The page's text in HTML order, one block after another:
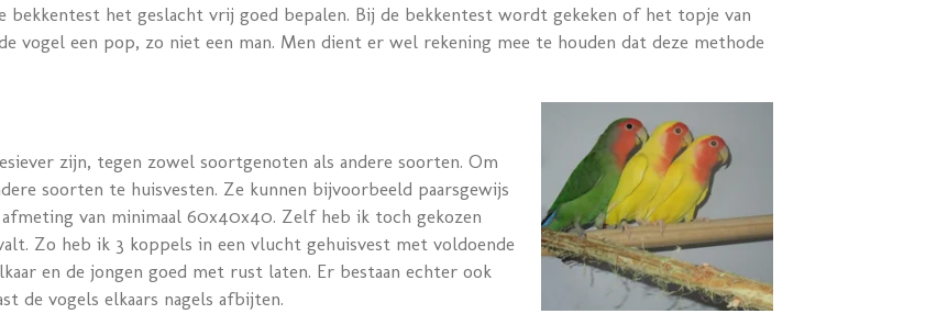
bekkentest het geslacht vrij goed bepalen. Bij de bekkentest wordt gekeken of het topje van
vogel een pop, zo niet een man. Men dient er wel rekening mee te houden dat deze methode
zijn, tegen zowel soortgenoten als andere soorten. Om
soorten te huisvesten. Ze kunnen bijvoorbeeld paarsgewijs
van minimaal 60x40x40. Zelf heb ik toch gekozen
Zo heb ik 3 koppels in een vlucht gehuisvest met voldoende
en de jongen goed met rust laten. Er bestaan echter ook
de vogels elkaars nagels afbijten.